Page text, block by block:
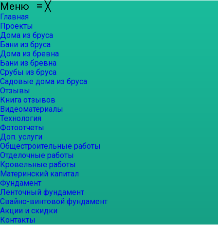
Меню ≡ ╳
Главная
Проекты
Дома из бруса
Бани из бруса
Дома из бревна
Бани из бревна
Срубы из бруса
Садовые дома из бруса
Отзывы
Книга отзывов
Видеоматериалы
Технология
Фотоотчеты
Доп. услуги
Общестроительные работы
Отделочные работы
Кровельные работы
Материнский капитал
Фундамент
Ленточный фундамент
Свайно-винтовой фундамент
Акции и скидки
Контакты